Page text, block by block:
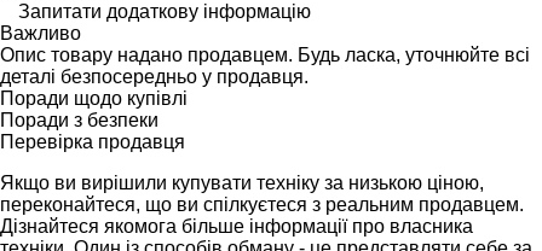
Запитати додаткову інформацію
Важливо
Опис товару надано продавцем. Будь ласка, уточнюйте всі
деталі безпосередньо у продавця.
Поради щодо купівлі
Поради з безпеки
Перевірка продавця
Якщо ви вирішили купувати техніку за низькою ціною,
переконайтеся, що ви спілкуєтеся з реальним продавцем.
Дізнайтеся якомога більше інформації про власника